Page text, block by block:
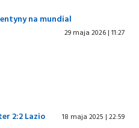
na mundial
29 maja 2026 | 11:27
2:2 Lazio
18 maja 2025 | 22:59